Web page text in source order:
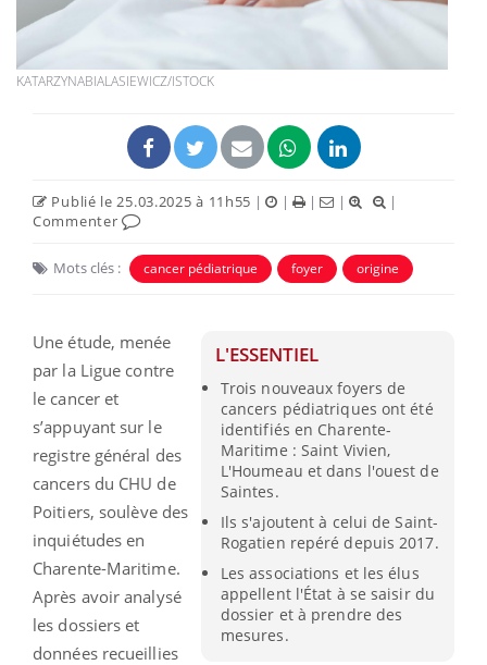
KATARZYNABIALASIEWICZ/ISTOCK
Publié le 25.03.2025 à 11h55 | | | |
|
Commenter
Mots clés : cancer pédiatrique foyer origine
L'ESSENTIEL
Trois nouveaux foyers de
cancers pédiatriques ont été
identifiés en Charente-
Maritime : Saint Vivien,
L'Houmeau et dans l'ouest de
Saintes.
Ils s'ajoutent à celui de Saint-
Rogatien repéré depuis 2017.
Les associations et les élus
appellent l'État à se saisir du
dossier et à prendre des
mesures.
Une étude, menée
par la Ligue contre
le cancer et
s’appuyant sur le
registre général des
cancers du CHU de
Poitiers, soulève des
inquiétudes en
Charente-Maritime.
Après avoir analysé
les dossiers et
données recueillies